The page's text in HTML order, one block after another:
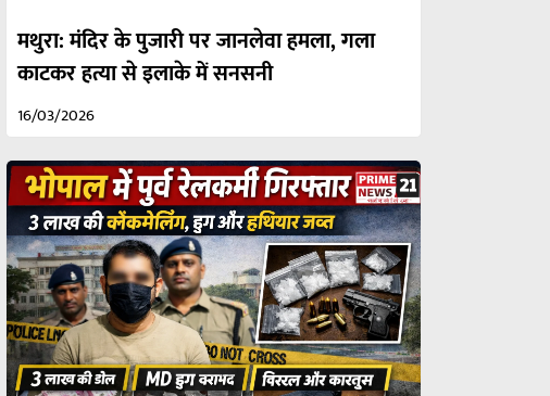
मथुरा: मंदिर के पुजारी पर जानलेवा हमला, गला
काटकर हत्या से इलाके में सनसनी
16/03/2026